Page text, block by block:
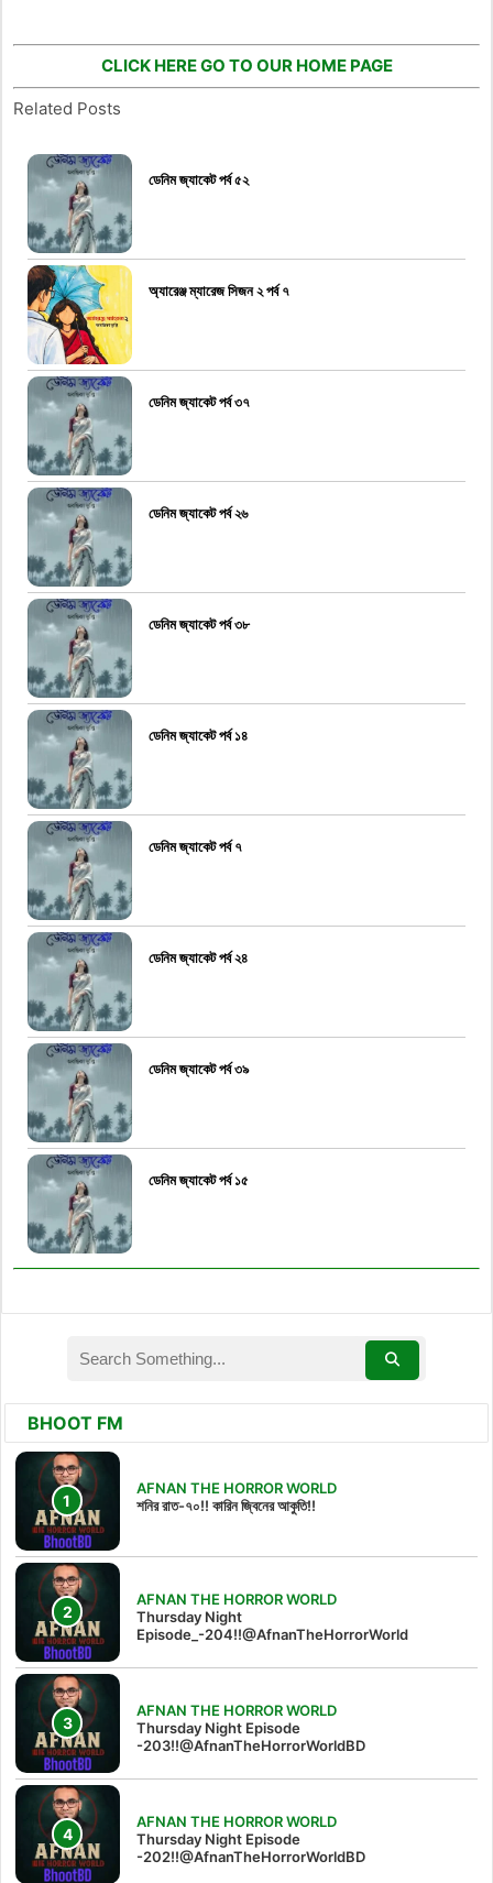
CLICK HERE GO TO OUR HOME PAGE
Related Posts
ডেনিম জ্যাকেট পর্ব ৫২
অ্যারেঞ্জ ম্যারেজ সিজন ২ পর্ব ৭
ডেনিম জ্যাকেট পর্ব ৩৭
ডেনিম জ্যাকেট পর্ব ২৬
ডেনিম জ্যাকেট পর্ব ৩৮
ডেনিম জ্যাকেট পর্ব ১৪
ডেনিম জ্যাকেট পর্ব ৭
ডেনিম জ্যাকেট পর্ব ২৪
ডেনিম জ্যাকেট পর্ব ৩৯
ডেনিম জ্যাকেট পর্ব ১৫
BHOOT FM
AFNAN THE HORROR WORLD
শনির রাত-৭০!! কারিন জ্বিনের আকুতি!!
AFNAN THE HORROR WORLD
Thursday Night
Episode_-204!!@AfnanTheHorrorWorld
AFNAN THE HORROR WORLD
Thursday Night Episode
-203!!@AfnanTheHorrorWorldBD
AFNAN THE HORROR WORLD
Thursday Night Episode
-202!!@AfnanTheHorrorWorldBD